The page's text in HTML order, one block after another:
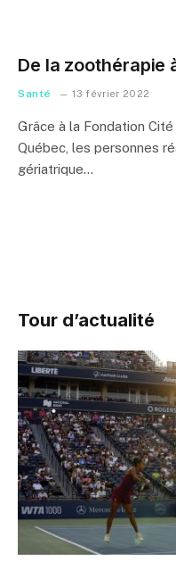
De la zoothérapie
Santé 13 février 2022
Grâce à la Fondation
Québec, les personnes
gériatrique…
Tour d’actualité